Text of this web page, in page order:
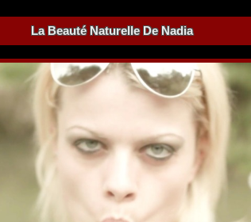
La Beauté Naturelle De Nadia